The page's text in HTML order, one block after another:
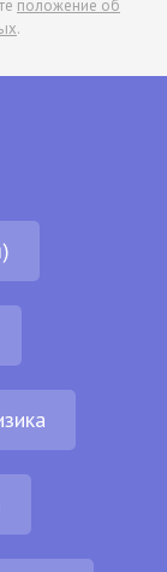
положение об
.